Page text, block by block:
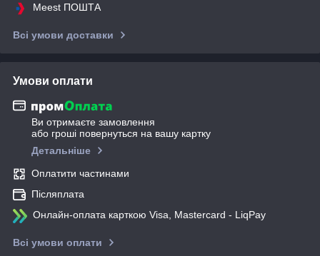
Meest ПОШТА
Всі умови доставки
Умови оплати
Ви отримаєте замовлення
або гроші повернуться на вашу картку
Детальніше
Оплатити частинами
Післяплата
Онлайн-оплата карткою Visa, Mastercard - LiqPay
Всі умови оплати